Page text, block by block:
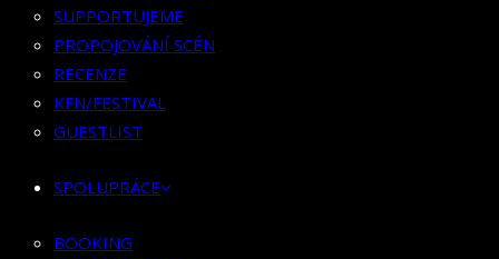
SPOLUPRÁCE
BOOKING
PR SPOLUPRÁCE
MERCH
SUPPORTUJEME
PROPOJOVÁNÍ SCÉN
RECENZE
KFN/FESTIVAL
GUESTLIST
SPOLUPRÁCE
BOOKING